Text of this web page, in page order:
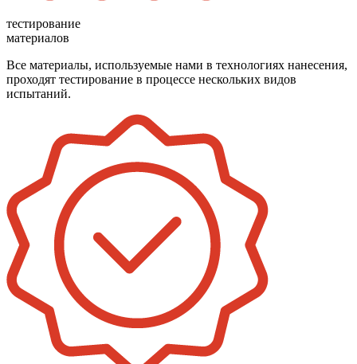
тестирование
материалов
Все материалы, используемые нами в технологиях нанесения,
проходят тестирование в процессе нескольких видов
испытаний.